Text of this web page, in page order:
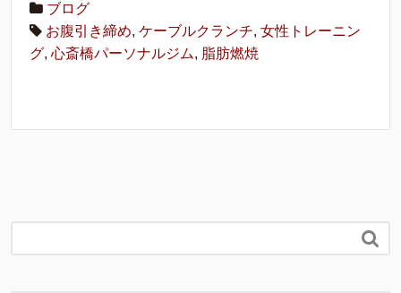
ブログ
お腹引き締め, ケーブルクランチ, 女性トレーニン
グ, 心斎橋パーソナルジム, 脂肪燃焼
